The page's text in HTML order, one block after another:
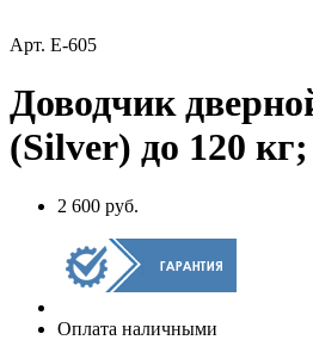
Арт. E-605
Доводчик
(Silver) до 120 кг;
2 600 руб.
Оплата наличными